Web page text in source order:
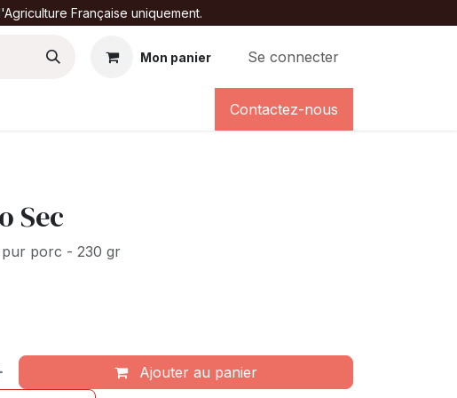
Française uniquement.
Mon panier Se connecter
Contactez-nous
Sec
porc - 230 gr
Ajouter au panier